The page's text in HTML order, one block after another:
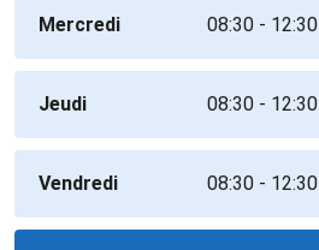
Mercredi 08:30 - 12:30
Jeudi 08:30 - 12:30
Vendredi 08:30 - 12:30